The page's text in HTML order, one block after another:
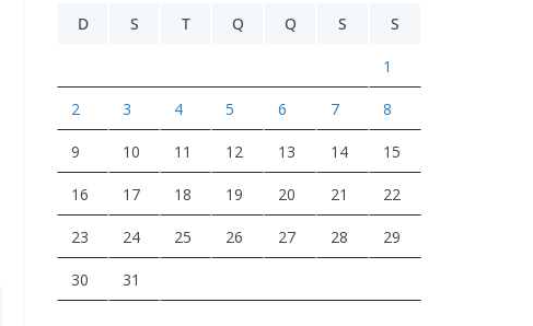
D
S T Q Q S S
1
2 3 4 5 6 7 8
9 10 11 12 13 14 15
16 17 18 19 20 21 22
23 24 25 26 27 28 29
30 31